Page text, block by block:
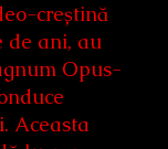
creștină
de ani, au
Opus-
Aceasta